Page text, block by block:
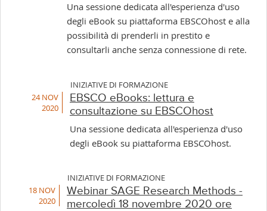
Una sessione dedicata all'esperienza d'uso
degli eBook su piattaforma EBSCOhost e alla
possibilità di prenderli in prestito e
consultarli anche senza connessione di rete.
INIZIATIVE DI FORMAZIONE
24 NOV
2020
EBSCO eBooks: lettura e
consultazione su EBSCOhost
Una sessione dedicata all'esperienza d'uso
degli eBook su piattaforma EBSCOhost.
INIZIATIVE DI FORMAZIONE
18 NOV
2020
Webinar SAGE Research Methods -
mercoledì 18 novembre 2020 ore